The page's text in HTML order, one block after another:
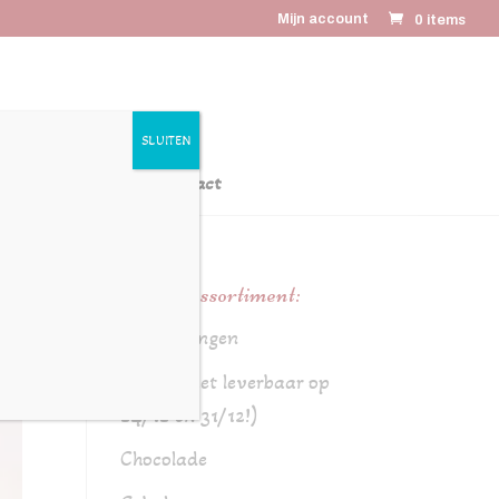
Mijn account 0 items
Contact
Online assortiment:
Aanbiedingen
Brood (niet leverbaar op
24/12 en 31/12!)
Chocolade
SLUITEN